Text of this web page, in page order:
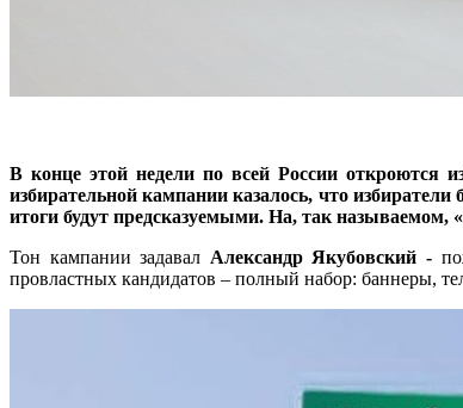
В конце этой недели по всей России
избирательной кампании казалось, что
итоги будут предсказуемыми. На, так называемом,
Тон кампании задавал Александр Якубовский -
провластных кандидатов – полный набор: баннеры,